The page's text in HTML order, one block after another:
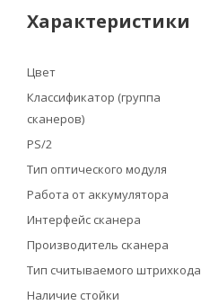
Характеристики
Цвет
Классификатор (группа
сканеров)
PS/2
Тип оптического модуля
Работа от аккумулятора
Интерфейс сканера
Производитель сканера
Тип считываемого штрихкода
Наличие стойки